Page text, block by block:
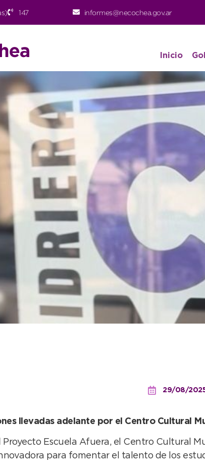
147 informes@necochea.gov.ar
Inicio
29/08/2025
llevadas adelante por el Centro Cultural
Proyecto Escuela Afuera, el Centro Cultural
para fomentar el talento de los